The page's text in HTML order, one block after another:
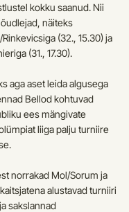
kokku saanud. Nii
näiteks
(32., 15.30) ja
(31., 17.30).
aga aset leida algusega
Bellod kohtuvad
ees mängivate
liiga palju turniire
norrakad Mol/Sorum ja
alustavad turniiri
sakslannad